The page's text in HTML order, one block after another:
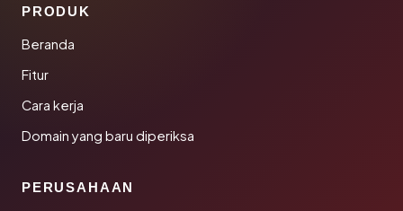
PRODUK
Beranda
Fitur
Cara kerja
Domain yang baru diperiksa
PERUSAHAAN